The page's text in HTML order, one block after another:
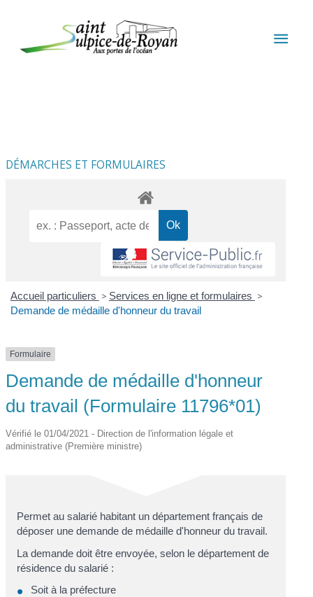
DÉMARCHES ET FORMULAIRES
Accueil particuliers > Services en ligne et formulaires >
Demande de médaille d'honneur du travail
Formulaire
Demande de médaille d'honneur
du travail (Formulaire 11796*01)
Vérifié le 01/04/2021 - Direction de l'information légale et
administrative (Première ministre)
Permet au salarié habitant un département français de
déposer une demande de médaille d'honneur du travail.
La demande doit être envoyée, selon le département de
résidence du salarié :
Soit à la préfecture